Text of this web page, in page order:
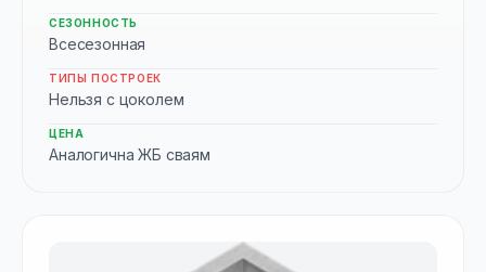
СЕЗОННОСТЬ
Всесезонная
ТИПЫ ПОСТРОЕК
Нельзя с цоколем
ЦЕНА
Аналогична ЖБ сваям